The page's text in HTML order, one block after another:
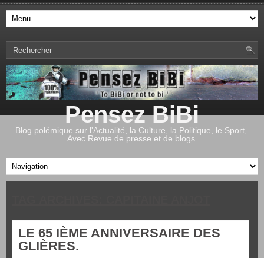
Pensez BiBi
Blog polémique sur l'Actualité, la Culture, la Politique, le Sport,.
Avec Revue de presse et de blogs.
LE 65 IÈME ANNIVERSAIRE DES
GLIÈRES.